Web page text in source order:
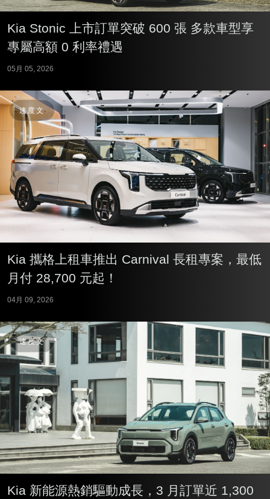
Kia Stonic 上市訂單突破 600 張 多款車型享
專屬高額 0 利率禮遇
05月 05, 2026
速度文
Kia 攜格上租車推出 Carnival 長租專案，最低
月付 28,700 元起！
04月 09, 2026
速度文
Kia 新能源熱銷驅動成長，3 月訂單近 1,300